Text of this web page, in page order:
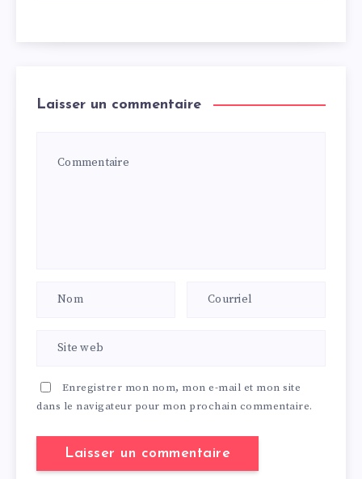
Laisser un commentaire
Enregistrer mon nom, mon e-mail et mon site
dans le navigateur pour mon prochain commentaire.